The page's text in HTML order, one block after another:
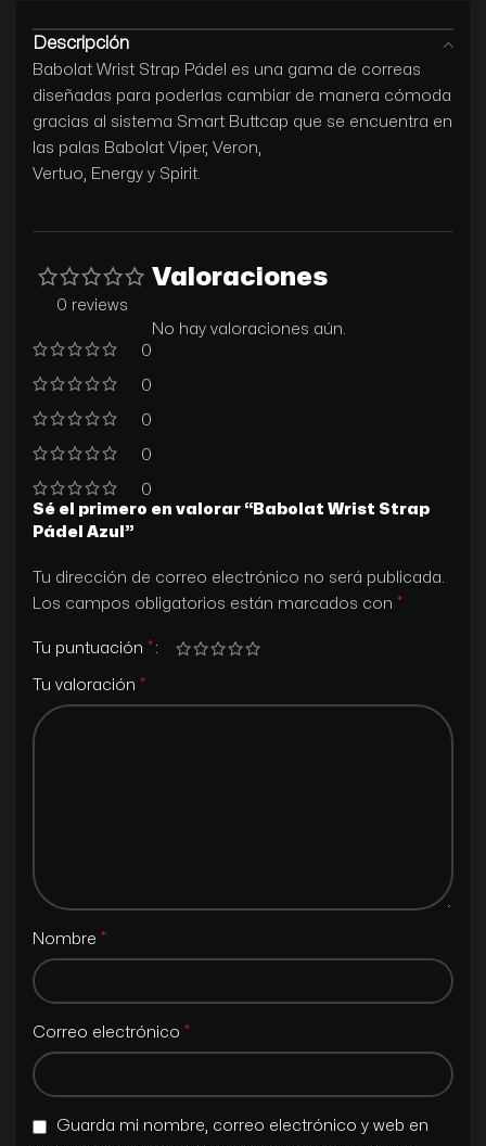
Descripción
Babolat Wrist Strap Pádel es una gama de correas
diseñadas para poderlas cambiar de manera cómoda
gracias al sistema Smart Buttcap que se encuentra en
las palas Babolat Viper, Veron,
Vertuo, Energy y Spirit.
0 reviews
0
0
0
0
0
Valoraciones
No hay valoraciones aún.
Sé el primero en valorar “Babolat Wrist Strap
Pádel Azul”
Tu dirección de correo electrónico no será publicada.
Los campos obligatorios están marcados con *
Tu puntuación *
Tu valoración *
Nombre *
Correo electrónico *
Guarda mi nombre, correo electrónico y web en